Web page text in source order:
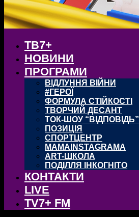
ТВ7+
НОВИНИ
ПРОГРАМИ
ВІДЛУННЯ ВІЙНИ
#ГЕРОЇ
ФОРМУЛА СТІЙКОСТІ
ТВОРЧИЙ ДЕСАНТ
ТОК-ШОУ “ВІДПОВІДЬ”
ПОЗИЦІЯ
СПОРТЦЕНТР
MAMAINSTAGRAMA
ART-ШКОЛА
ПОДІЛЛЯ ІНКОГНІТО
КОНТАКТИ
LIVE
TV7+ FM